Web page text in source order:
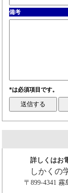
備考
*は必須項目です。
詳しくはお
しかくの
〒899-4341